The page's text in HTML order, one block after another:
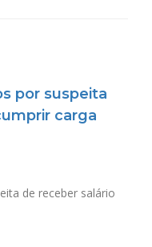
por suspeita
carga
de receber salário